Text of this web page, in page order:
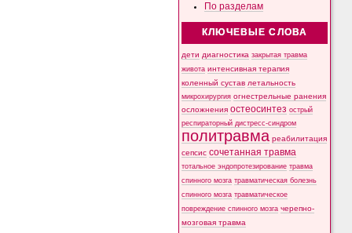
По разделам
КЛЮЧЕВЫЕ СЛОВА
дети диагностика закрытая травма
живота интенсивная терапия
коленный сустав летальность
микрохирургия огнестрельные ранения
осложнения остеосинтез острый
респираторный дистресс-синдром
политравма реабилитация
сепсис сочетанная травма
тотальное эндопротезирование травма
спинного мозга травматическая болезнь
спинного мозга травматическое
повреждение спинного мозга черепно-
мозговая травма